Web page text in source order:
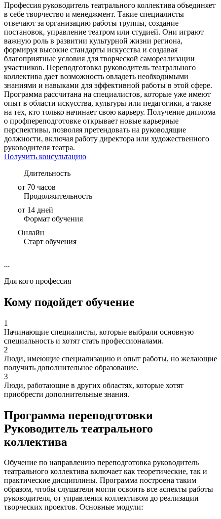
Профессия руководитель театрального коллектива объединяет
в себе творчество и менеджмент. Такие специалисты
отвечают за организацию работы труппы, создание
постановок, управление театром или студией. Они играют
важную роль в развитии культурной жизни региона,
формируя высокие стандарты искусства и создавая
благоприятные условия для творческой самореализации
участников. Переподготовка руководитель театрального
коллектива дает возможность овладеть необходимыми
знаниями и навыками для эффективной работы в этой сфере.
Программа рассчитана на специалистов, которые уже имеют
опыт в области искусства, культуры или педагогики, а также
на тех, кто только начинает свою карьеру. Получение диплома
о профпереподготовке открывает новые карьерные
перспективы, позволяя претендовать на руководящие
должности, включая работу директора или художественного
руководителя театра.
Получить консультацию
Длительность
от 70 часов
Продолжительность
от 14 дней
Формат обучения
Онлайн
Старт обучения
...
Для кого профессия
Кому подойдет обучение
1
Начинающие специалисты, которые выбрали основную
специальность и хотят стать профессионалами.
2
Люди, имеющие специализацию и опыт работы, но желающие
получить дополнительное образование.
3
Люди, работающие в других областях, которые хотят
приобрести дополнительные знания.
Программа переподготовки
Руководитель театрального
коллектива
Обучение по направлению переподготовка руководитель
театрального коллектива включает как теоретические, так и
практические дисциплины. Программа построена таким
образом, чтобы слушатели могли освоить все аспекты работы
руководителя, от управления коллективом до реализации
творческих проектов. Основные модули: